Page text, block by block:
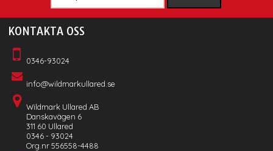
KONTAKTA OSS
0346-93024
info@wildmarkullared.se
Wildmark Ullared AB
Danskavägen 6
311 60 Ullared
0346 - 93024
Org.nr 556558-4488